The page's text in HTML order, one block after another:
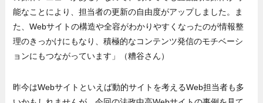
能なことにより、担当者の更新の自由度がアップしました。ま
た、Webサイトの構造や全容がわかりやすくなったのが情報整
理のきっかけにもなり、積極的なコンテンツ発信のモチベーシ
ョンにもつながっています」（糟谷さん）
昨今はWebサイトといえば動的サイトを考えるWeb担当者も多